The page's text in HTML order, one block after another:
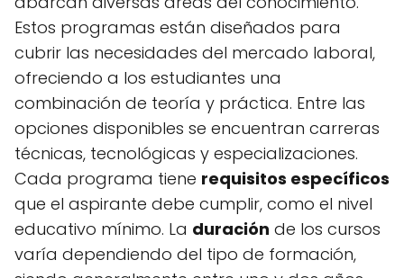
Estos programas están diseñados para
cubrir las necesidades del mercado laboral,
ofreciendo a los estudiantes una
combinación de teoría y práctica. Entre las
opciones disponibles se encuentran carreras
técnicas, tecnológicas y especializaciones.
Cada programa tiene requisitos específicos
que el aspirante debe cumplir, como el nivel
educativo mínimo. La duración de los cursos
varía dependiendo del tipo de formación,